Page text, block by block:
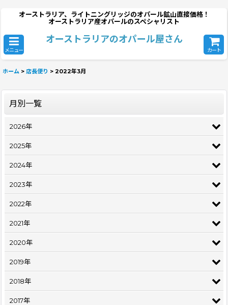
オーストラリア、ライトニングリッジのオパール鉱山直接価格！
オーストラリア産オパールのスペシャリスト
メニュー
オーストラリアのオパール屋さん
カート
ホーム > 店長便り > 2022年3月
月別一覧
2026年
2025年
2024年
2023年
2022年
2021年
2020年
2019年
2018年
2017年